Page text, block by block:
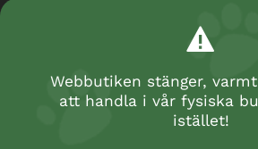
Webbutiken stänger,
att handla i vår fysiska
istället!